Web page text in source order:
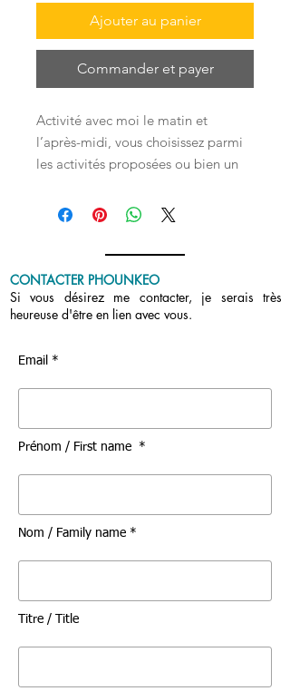
Ajouter au panier
Commander et payer
Activité avec moi le matin et
l’après-midi, vous choisissez parmi
les activités proposées ou bien un
invités pour les repas et en fonction
nombre de personnes, vous êtes
gracieusement invités à loger sur
place.
* Ces offres débutent en janvier
CONTACTER PHOUNKEO
Si vous désirez me contacter, je serais très
heureuse d'être en lien avec vous.
Email *
Prénom / First name *
Nom / Family name *
Titre / Title